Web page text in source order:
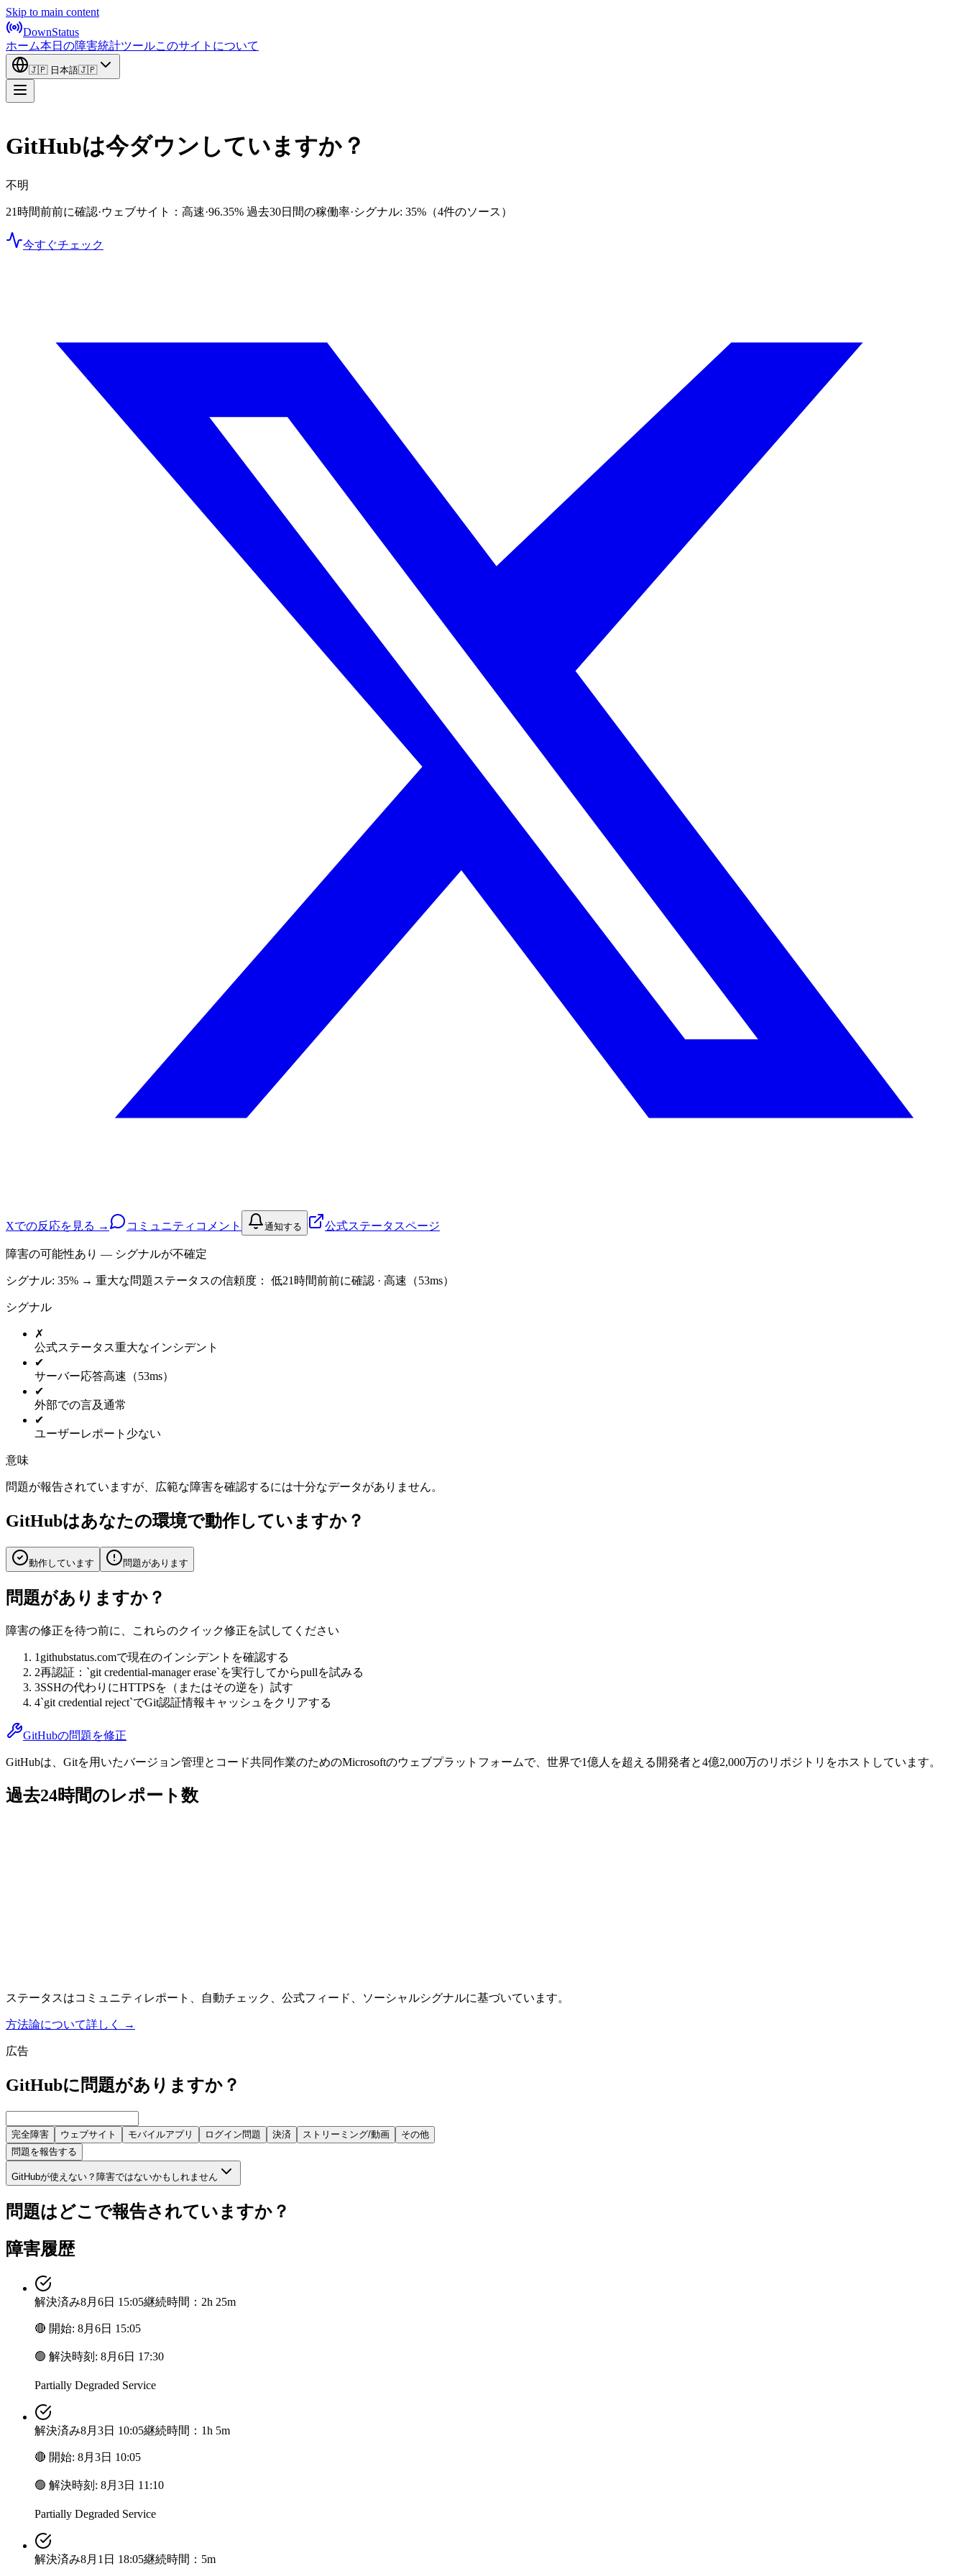
Skip to main content
DownStatus
ホーム本日の障害統計ツールこのサイトについて
🇯🇵 日本語🇯🇵
GitHubは今ダウンしていますか？
不明
21時間前前に確認·ウェブサイト：高速·96.35% 過去30日間の稼働率·シグナル: 35% （4件のソース）
今すぐチェック
Xでの反応を見る → コミュニティコメント 通知する 公式ステータスページ
障害の可能性あり — シグナルが不確定
シグナル: 35% → 重大な問題 ステータスの信頼度： 低21時間前前に確認 · 高速（53ms）
シグナル
✗
公式ステータス重大なインシデント
✔
サーバー応答高速（53ms）
✔
外部での言及通常
✔
ユーザーレポート 少ない
意味
問題が報告されていますが、広範な障害を確認するには十分なデータがありません。
GitHubはあなたの環境で動作していますか？
動作しています 問題があります
問題がありますか？
障害の修正を待つ前に、これらのクイック修正を試してください
1 githubstatus.comで現在のインシデントを確認する
2再認証：`git credential-manager erase`を実行してからpullを試みる
3SSHの代わりにHTTPSを（またはその逆を）試す
4`git credential reject`でGit認証情報キャッシュをクリアする
GitHubの問題を修正
GitHubは、Gitを用いたバージョン管理とコード共同作業のためのMicrosoftのウェブプラットフォームで、世界で1億人を超える開発者と4億2,000万のリポジトリをホストしています。
過去24時間のレポート数
ステータスはコミュニティレポート、自動チェック、公式フィード、ソーシャルシグナルに基づいています。
方法論について詳しく →
広告
GitHubに問題がありますか？
完全障害 ウェブサイト モバイルアプリ ログイン問題 決済 ストリーミング/動画
その他
問題を報告する
GitHubが使えない？障害ではないかもしれません
問題はどこで報告されていますか？
障害履歴
解決済み8月6日 15:05継続時間：2h 25m
🔴 開始: 8月6日 15:05
🟢 解決時刻 : 8月6日 17:30
Partially Degraded Service
解決済み8月3日 10:05継続時間：1h 5m
🔴 開始: 8月3日 10:05
🟢 解決時刻 : 8月3日 11:10
Partially Degraded Service
解決済み8月1日 18:05継続時間：5m